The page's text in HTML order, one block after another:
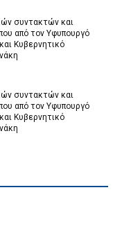
συντακτών και
από τον Υφυπουργό
Κυβερνητικό
συντακτών και
από τον Υφυπουργό
Κυβερνητικό